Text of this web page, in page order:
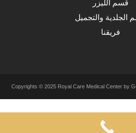
قسم الليزر
والتجميل
فريقنا
Copyrights © 2025 Royal Care Medical Center